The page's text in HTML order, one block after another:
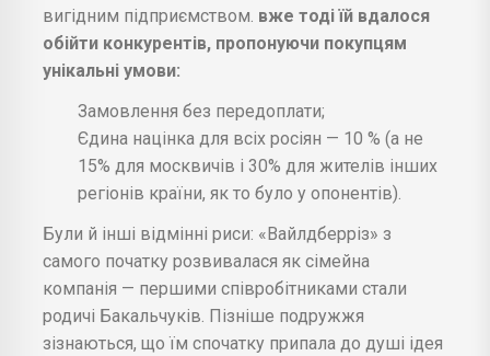
вигідним підприємством. вже тоді їй вдалося
обійти конкурентів, пропонуючи покупцям
унікальні умови:
Замовлення без передоплати;
Єдина націнка для всіх росіян — 10 % (а не
15% для москвичів і 30% для жителів інших
регіонів країни, як то було у опонентів).
Були й інші відмінні риси: «Вайлдберріз» з
самого початку розвивалася як сімейна
компанія — першими співробітниками стали
родичі Бакальчуків. Пізніше подружжя
зізнаються, що їм спочатку припала до душі ідея